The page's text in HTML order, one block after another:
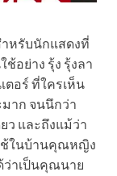
ำหรับนักแสดงที่
อย่าง รุ้ง รุ้งลา
ตอร์ ที่ใครเห็น
มาก จนนึกว่า
ว และถึงแม้ว่า
ช้ในบ้านคุณหญิง
ว่าเป็นคุณนาย